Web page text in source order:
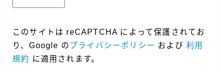
このサイトは reCAPTCHA によって保護されてお
り、Google の プライバシーポリシー および利用
規約 に適用されます。